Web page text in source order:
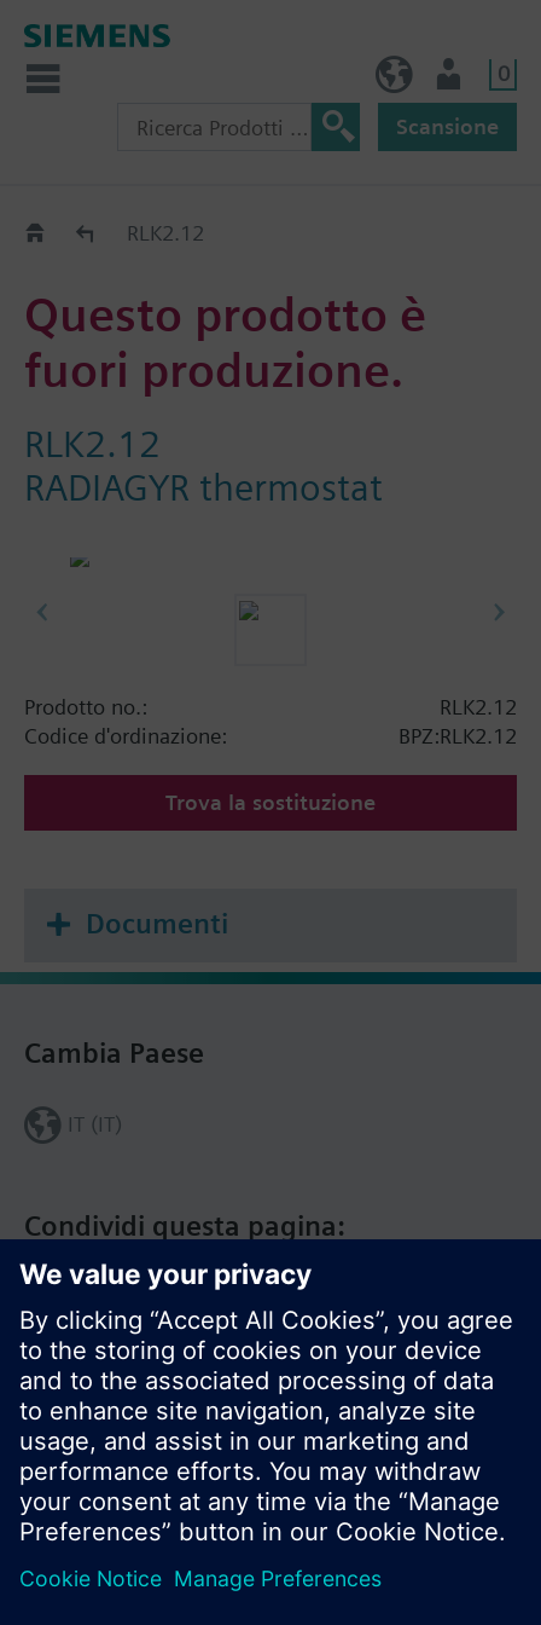
0
Scansione
Old2NewRLK2.12
Questo prodotto è
fuori produzione.
RLK2.12
RADIAGYR thermostat
Prodotto no.:
RLK2.12
Codice d'ordinazione:
BPZ:RLK2.12
Trova la sostituzione
Documenti
Condividi questa pagina:
Cambia Paese
IT (IT)
Siemens Italia
I prodotti e i pressi possono variare a seconda del